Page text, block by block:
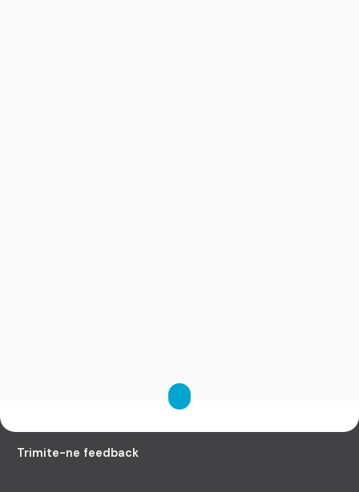
Trimite-ne feedback